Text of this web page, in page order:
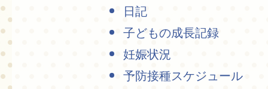
日記
子どもの成長記録
妊娠状況
予防接種スケジュール